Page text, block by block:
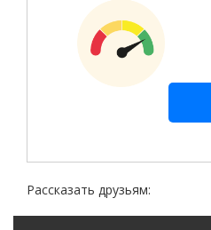
Рассказать друзьям: